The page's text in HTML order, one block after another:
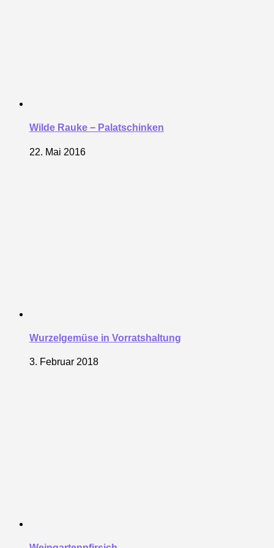
Wilde Rauke − Palatschinken
22. Mai 2016
Wurzelgemüse in Vorratshaltung
3. Februar 2018